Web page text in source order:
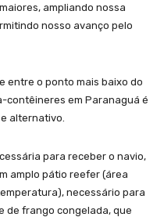
ampliando nossa
nosso avanço pelo
entre o ponto mais baixo do
contêineres em Paranaguá é
alternativo.
para receber o navio,
amplo pátio reefer (área
necessário para
de frango congelada, que